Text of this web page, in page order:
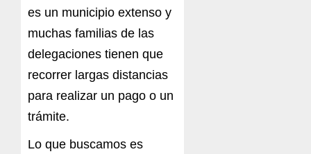
es un municipio extenso y
muchas familias de las
delegaciones tienen que
recorrer largas distancias
para realizar un pago o un
trámite.
Lo que buscamos es